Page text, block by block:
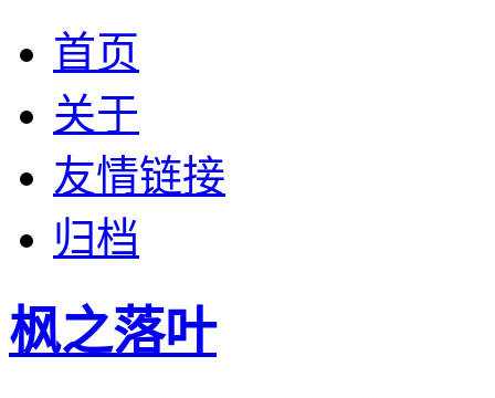
首页
关于
友情链接
归档
枫之落叶